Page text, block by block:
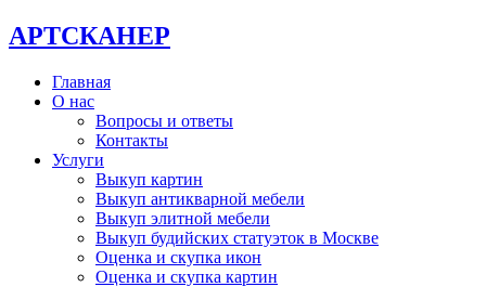
АРТСКАНЕР
Главная
О нас
Вопросы и ответы
Контакты
Услуги
Выкуп картин
Выкуп антикварной мебели
Выкуп элитной мебели
Выкуп будийских статуэток в Москве
Оценка и скупка икон
Оценка и скупка картин